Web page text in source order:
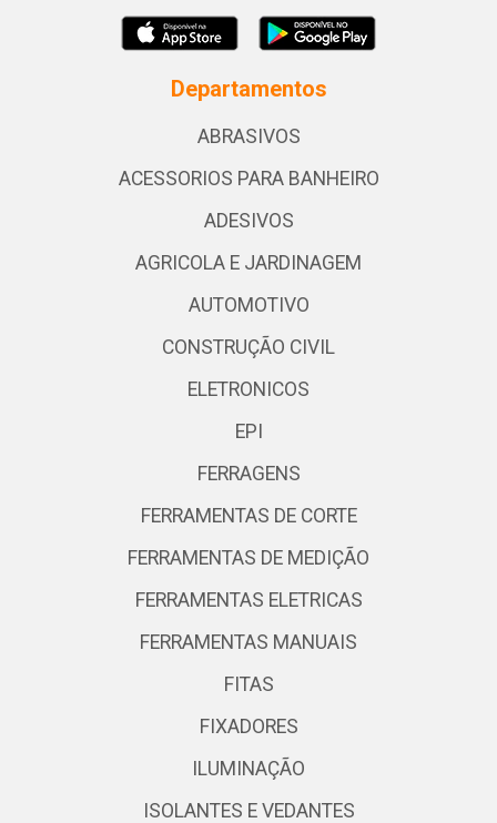
Departamentos
ABRASIVOS
ACESSORIOS PARA BANHEIRO
ADESIVOS
AGRICOLA E JARDINAGEM
AUTOMOTIVO
CONSTRUÇÃO CIVIL
ELETRONICOS
EPI
FERRAGENS
FERRAMENTAS DE CORTE
FERRAMENTAS DE MEDIÇÃO
FERRAMENTAS ELETRICAS
FERRAMENTAS MANUAIS
FITAS
FIXADORES
ILUMINAÇÃO
ISOLANTES E VEDANTES